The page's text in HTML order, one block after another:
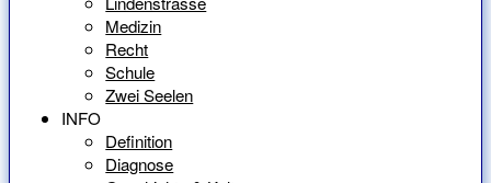
Medizin
Recht
Schule
Zwei Seelen
INFO
Definition
Diagnose